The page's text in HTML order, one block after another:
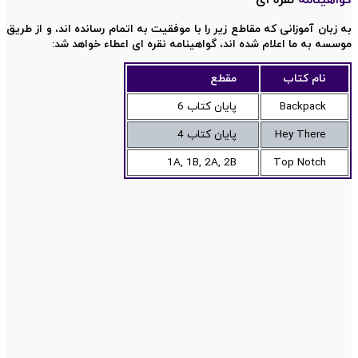
به زبان آموزانی که مقاطع زیر را با موفقیت به اتمام رسانده اند، و از طریق
موسسه به ما اعلام شده اند، گواهینامه نقره ای اعطاء خواهد شد:
نام کتاب
مقطع
Backpack
پایان کتاب 6
Hey There
پایان کتاب 4
Top Notch
1A, 1B, 2A, 2B